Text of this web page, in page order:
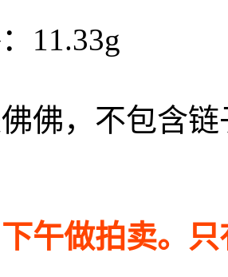
11.33g
佛，不包含
午做拍卖。